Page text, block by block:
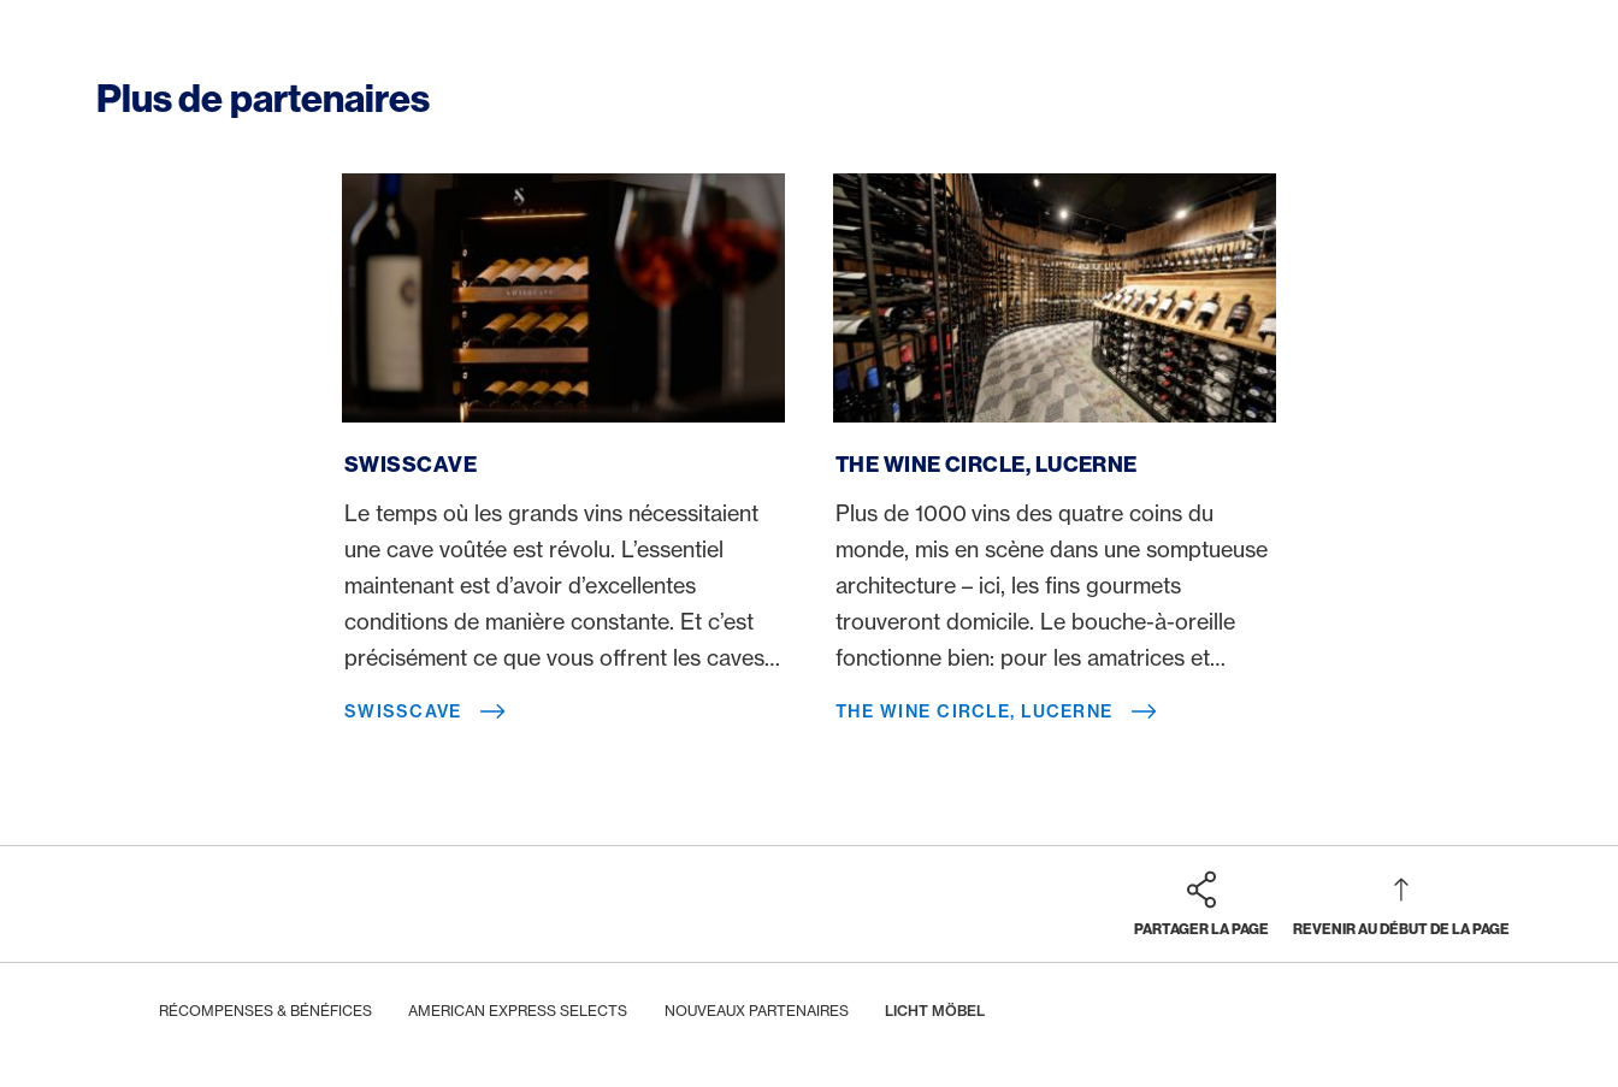
Plus de partenaires
SWISSCAVE
Le temps où les grands vins nécessitaient
une cave voûtée est révolu. L’essentiel
maintenant est d’avoir d’excellentes
conditions de manière constante. Et c’est
précisément ce que vous offrent les caves à
SWISSCAVE
THE WINE CIRCLE, LUCERNE
Plus de 1000 vins des quatre coins du
monde, mis en scène dans une somptueuse
architecture – ici, les fins gourmets
trouveront domicile. Le bouche-à-oreille
fonctionne bien: pour les amatrices et
au Wine Loft vaut le détour par Lucerne.
THE WINE CIRCLE, LUCERNE
PARTAGER LA PAGE REVENIR AU DÉBUT DE LA PAGE
Footer
RÉCOMPENSES & BÉNÉFICES AMERICAN EXPRESS SELECTS NOUVEAUX PARTENAIRES LICHT MÖBEL